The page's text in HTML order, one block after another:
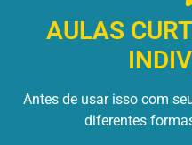
AULAS
Antes de usar isso com
diferentes